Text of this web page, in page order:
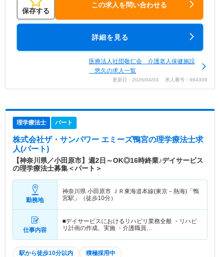
保存する
この求人を問い合わせる
詳細を見る
医療法人社団敬仁会 介護老人保健施設
悠久の求人一覧
更新日：2026/04/03 求人番号：664309
理学療法士 パート
株式会社ザ・サンパワー エミーズ鴨宮の理学療法士求
人(パート)
【神奈川県／小田原市】週2日～OK◎16時終業♪デイサービス
の理学療法士募集＜パート＞
勤務地
神奈川県 小田原市 ＪＲ東海道本線(東京－熱海)「鴨
宮駅」（徒歩10分）
仕事内容
■デイサービスにおけるリハビリ業務全般 ・リハビ
リ計画の作成、実施 ・介護職員…
駅から徒歩10分以内 積極採用中